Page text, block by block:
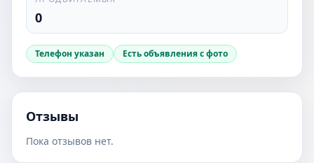
0
Телефон указан Есть объявления с фото
Отзывы
Пока отзывов нет.